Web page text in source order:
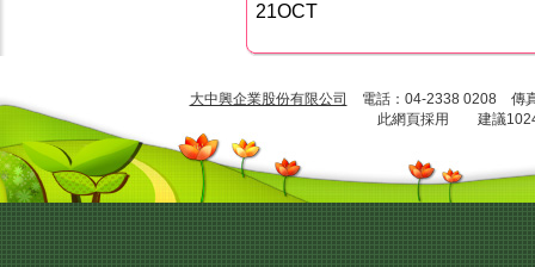
21OCT
大中興企業股份有限公司
電話：04-2338 0208 傳
此網頁採用 建議